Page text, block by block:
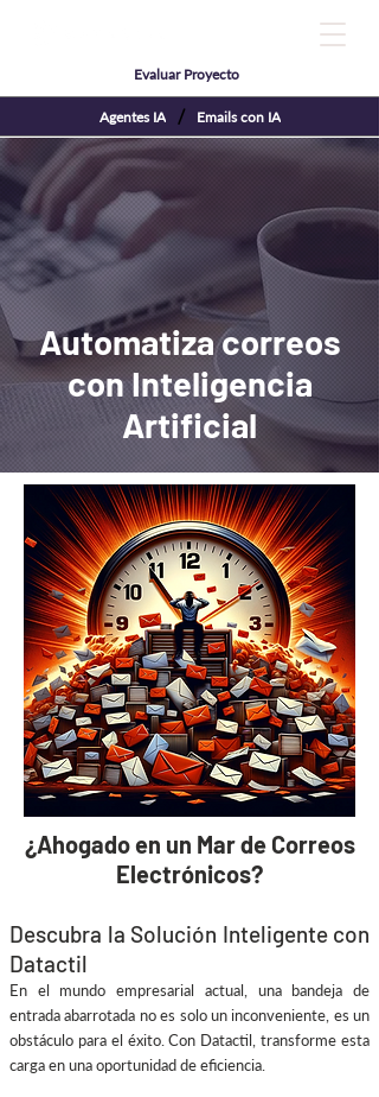
Evaluar Proyecto
Agentes IA / Emails con IA
Automatizacorreos
con Inteligencia
Artificial
¿Ahogado en un Mar de Correos
Electrónicos?
Descubra la Solución Inteligente con
Datactil
En el mundo empresarial actual, una bandeja de
entrada abarrotada no es solo un inconveniente, es un
obstáculo para el éxito. Con Datactil, transforme esta
carga en una oportunidad de eficiencia.